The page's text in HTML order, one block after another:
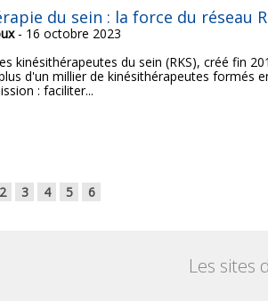
du sein : la force du réseau
- 16 octobre 2023
kinésithérapeutes du sein (RKS), créé fin
d'un millier de kinésithérapeutes formés
: faciliter...
2 3 4 5 6
Les sites